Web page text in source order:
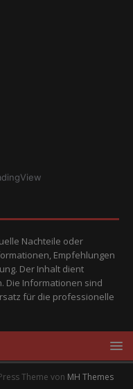
Nachteile oder
Empfehlungen
Der Inhalt dient
Die Informationen sind
für die professionelle
Theme von MH Themes